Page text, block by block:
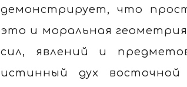
демонстрирует, что
это и моральная
сил, явлений и
истинный дух